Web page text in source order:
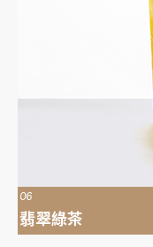
06
翡翠綠茶